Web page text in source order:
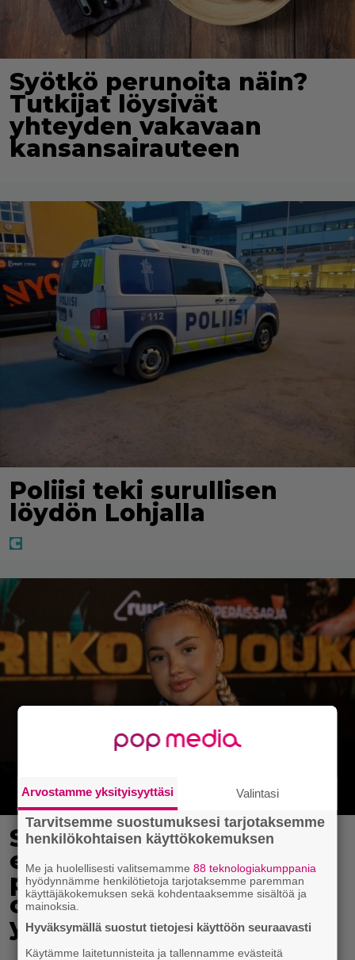
Syötkö perunoita näin?
Tutkijat löysivät
yhteyden vakavaan
kansansairauteen
Poliisi teki surullisen
löydön Lohjalla
Sonja Aiello hullaantui
elämään pienellä
paikkakunnalla – ”Voi
ottaa vaikka ilman
yläosaa aurinkoa”
Arvostamme yksityisyyttäsi Valintasi
Tarvitsemme suostumuksesi tarjotaksemme
henkilökohtaisen käyttökokemuksen
Me ja huolellisesti valitsemamme88 teknologiakumppania
hyödynnämme henkilötietoja tarjotaksemme paremman
käyttäjäkokemuksen sekä kohdentaaksemme sisältöä ja
mainoksia.
Hyväksymällä suostut tietojesi käyttöön seuraavasti
Käytämme laitetunnisteita ja tallennamme evästeitä